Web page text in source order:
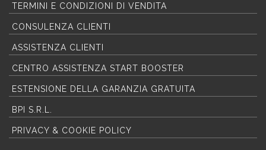
TERMINI E CONDIZIONI DI VENDITA
CONSULENZA CLIENTI
ASSISTENZA CLIENTI
CENTRO ASSISTENZA START BOOSTER
ESTENSIONE DELLA GARANZIA GRATUITA
BPI S.R.L.
PRIVACY & COOKIE POLICY